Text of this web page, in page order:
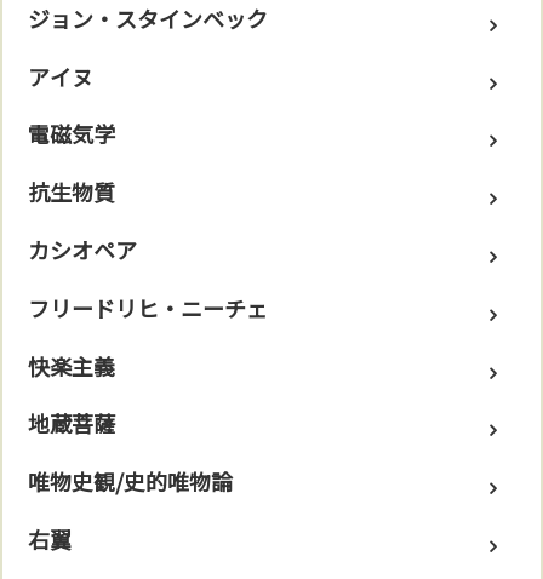
ジョン・スタインベック
アイヌ
電磁気学
抗生物質
カシオペア
フリードリヒ・ニーチェ
快楽主義
地蔵菩薩
唯物史観/史的唯物論
右翼